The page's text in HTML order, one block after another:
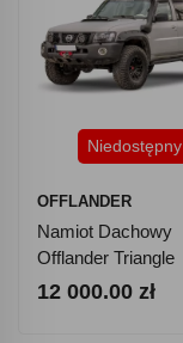
Niedostępny
OFFLANDER
Namiot Dachowy
Offlander Triangle
Manam XL
12 000.00 zł